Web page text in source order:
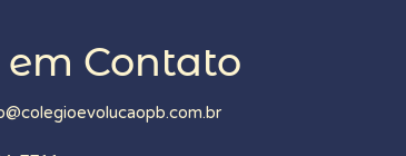
Contato